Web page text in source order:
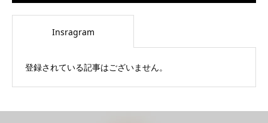
Insragram
登録されている記事はございません。